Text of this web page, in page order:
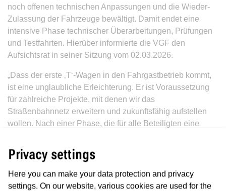
noch offenen technischen Anpassungen und die Wieder-
Zulassung der Fahrzeuge bewältigt. Damit endet eine
intensive Phase technischer Überarbeitungen, Prüfungen
und Testfahrten. Hierüber informierte die VGF den
Aufsichtsrat in seiner Sitzung vom 02.03.2026.
„Dass der erste ‚T‘-Wagen in den Fahrgastbetrieb kommt,
ist eine unglaubliche Erleichterung. Er ist Voraussetzung
für zahlreiche Projekte, mit denen wir das
Straßenbahnnetz erweitern und zukunftsfähig aufstellen
wollen. Nach einer Phase, die für alle Beteiligten eine
eine neue Perspektive für einen modernen und
leistungsfähigen Straßenbahnverkehr in unserer
wachsenden Stadt“, sagt Mobilitätsdezernent Wolfgang
Siefert.
Privacy settings
Here you can make your data protection and privacy
settings. On our website, various cookies are used for the